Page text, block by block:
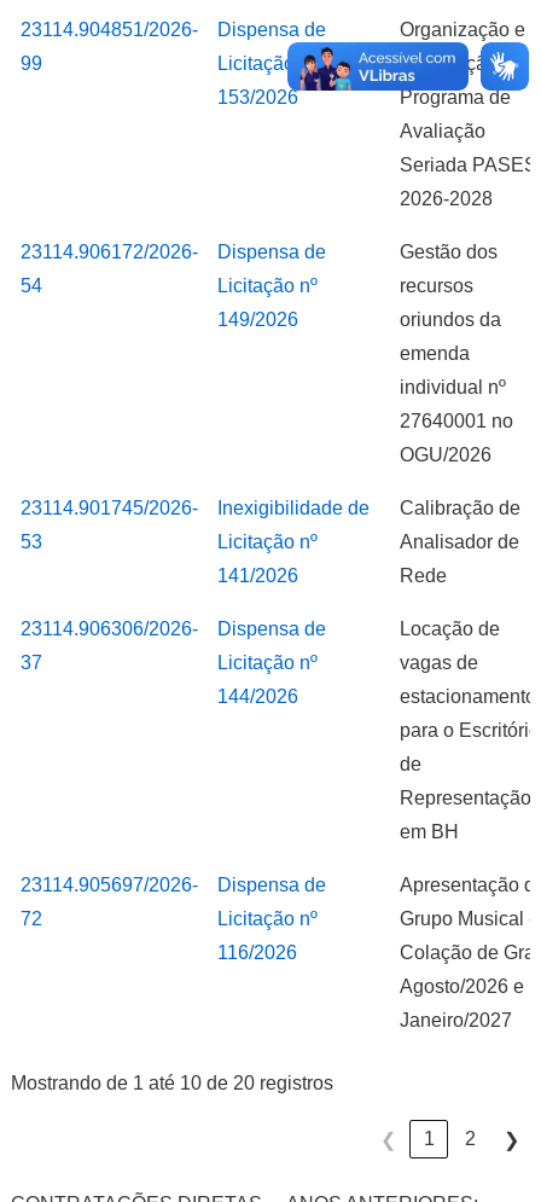
23114.904851/2026-
99
Dispensa de
Licitação nº
153/2026
Organização e
Realização de
Programa de
Avaliação
Seriada PASES
2026-2028
23114.906172/2026-
54
Dispensa de
Licitação nº
149/2026
Gestão dos
recursos
oriundos da
emenda
individual nº
27640001 no
OGU/2026
23114.901745/2026-
53
Inexigibilidade de
Licitação nº
141/2026
Calibração de
Analisador de
Rede
23114.906306/2026-
37
Dispensa de
Licitação nº
144/2026
Locação de
vagas de
estacionamento
para o Escritório
de
Representação
em BH
23114.905697/2026-
72
Dispensa de
Licitação nº
116/2026
Apresentação
Grupo Musical -
Colação de
Agosto/2026 e
Janeiro/2027
Mostrando de 1 até 10 de 20 registros
❮ 1 2 ❯